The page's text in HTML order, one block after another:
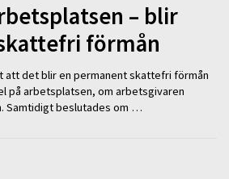
– blir
förmån
att det blir en permanent skattefri förmån
på arbetsplatsen, om arbetsgivaren
Samtidigt beslutades om …